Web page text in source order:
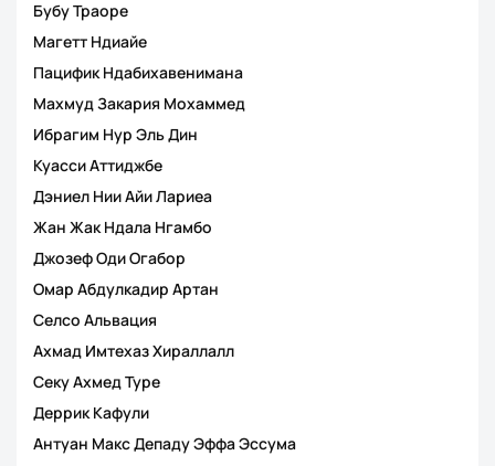
Бубу Траоре
Магетт Ндиайе
Пацифик Ндабихавенимана
Махмуд Закария Мохаммед
Ибрагим Нур Эль Дин
Куасси Аттиджбе
Дэниел Нии Айи Лариеа
Жан Жак Ндала Нгамбо
Джозеф Оди Огабор
Омар Абдулкадир Артан
Селсо Альвация
Ахмад Имтехаз Хираллалл
Секу Ахмед Туре
Деррик Кафули
Антуан Макс Депаду Эффа Эссума